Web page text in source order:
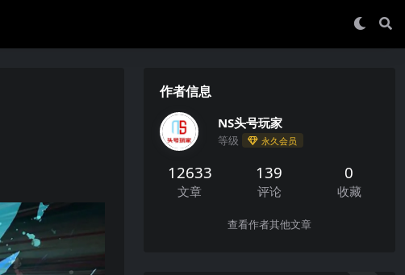
作者信息
NS头号玩家
等级 永久会员
12633
文章
139
评论
0
收藏
查看作者其他文章